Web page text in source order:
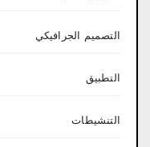
التصميم الجرافيكي
التطبيق
التنشيطات